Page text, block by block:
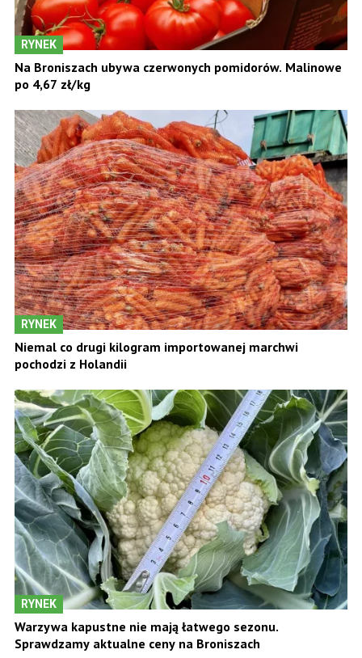
RYNEK
Na Broniszach ubywa czerwonych pomidorów. Malinowe
po 4,67 zł/kg
RYNEK
Niemal co drugi kilogram importowanej marchwi
pochodzi z Holandii
RYNEK
Warzywa kapustne nie mają łatwego sezonu.
Sprawdzamy aktualne ceny na Broniszach